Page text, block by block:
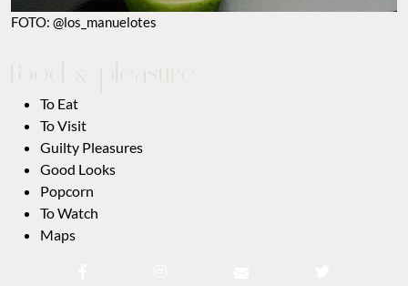
FOTO: @los_manuelotes
To Eat
To Visit
Guilty Pleasures
Good Looks
Popcorn
To Watch
Maps